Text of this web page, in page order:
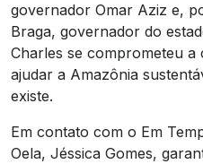
governador Omar Aziz e,
Braga, governador do
Charles se comprometeu
ajudar a Amazônia
existe.
Em contato com o Em
Oela, Jéssica Gomes,